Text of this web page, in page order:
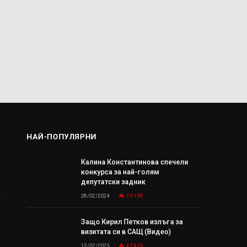
НАЙ-ПОПУЛЯРНИ
Калина Константинова спечели
конкурса за най-голям
депутатски задник
28/02/2024 70 128
Защо Кирил Петков излъга за
визитата си в САЩ (Видео)
13/02/2025 42 476